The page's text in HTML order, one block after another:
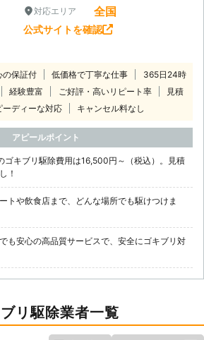
対応エリア 全国
公式サイトを確認
の保証付 低価格で丁寧な仕事
365日24時
経験豊富 ご好評・高いリピート率
見積
ーディーな対応 キャンセル料なし
アピールポイント
ゴキブリ駆除費用は16,500円～（税込）。見積
！
トや飲食店まで、どんな場所でも駆けつけま
も安心の高品質サービスで、安全にゴキブリ対
リ駆除業者一覧